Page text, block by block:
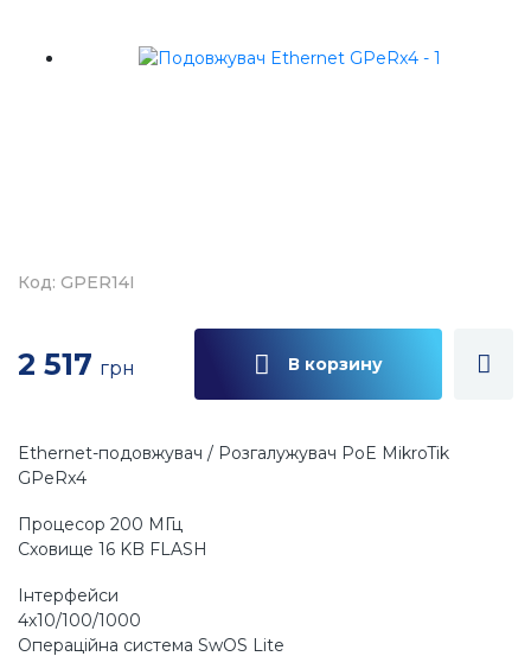
Код: GPER14I
2 517 грн В корзину
Ethernet-подовжувач / Розгалужувач PoE MikroTik
GPeRx4
Процесор 200 МГц
Сховище 16 KB FLASH
Інтерфейси
4х10/100/1000
Операційна система SwOS Lite